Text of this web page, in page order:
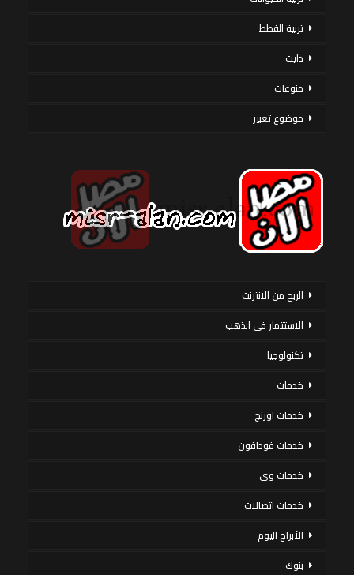
تربية القطط
دايت
منوعات
موضوع تعبير
الربح من الانترنت
الاستثمار فى الذهب
تكنولوجيا
خدمات
خدمات اورنج
خدمات فودافون
خدمات وى
خدمات اتصالات
الأبراج اليوم
بنوك